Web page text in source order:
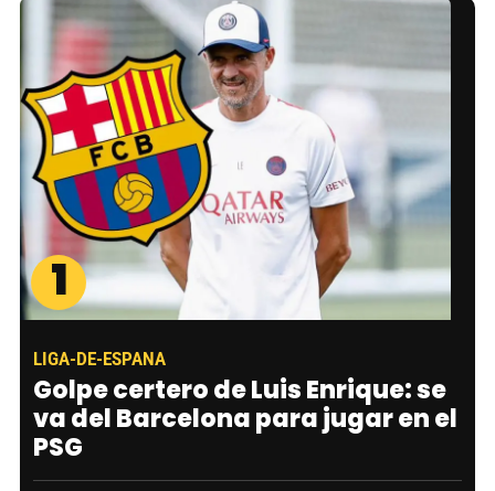
1
LIGA-DE-ESPANA
Golpe certero de Luis Enrique: se
va del Barcelona para jugar en el
PSG